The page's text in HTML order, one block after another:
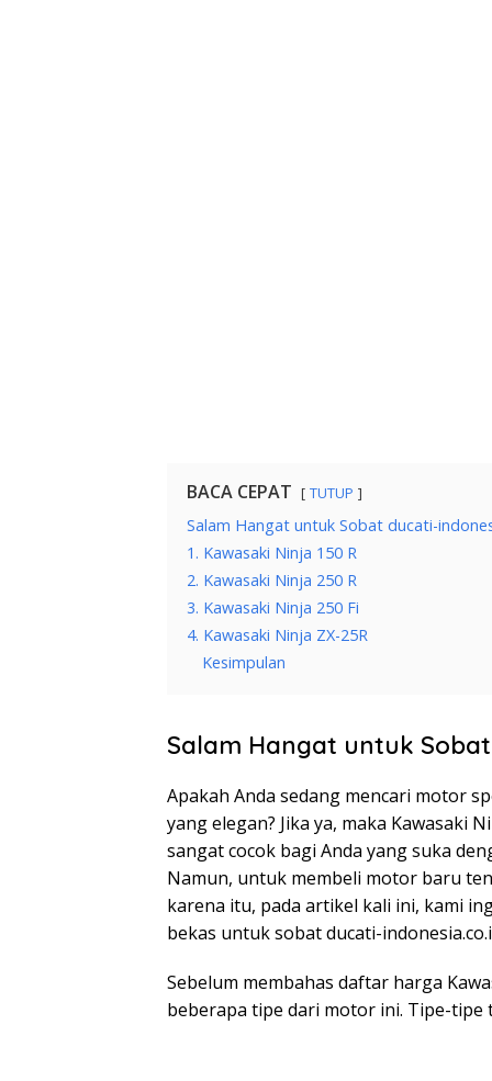
BACA CEPAT TUTUP
Salam Hangat untuk Sobat ducati-
1. Kawasaki Ninja 150 R
2. Kawasaki Ninja 250 R
3. Kawasaki Ninja 250 Fi
4. Kawasaki Ninja ZX-25R
Kesimpulan
Salam Hangat untuk
Apakah Anda sedang mencari motor
yang elegan? Jika ya, maka Kawasaki
sangat cocok bagi Anda yang suka
Namun, untuk membeli motor baru
karena itu, pada artikel kali ini, kami
bekas untuk sobat ducati-
Sebelum membahas daftar harga
beberapa tipe dari motor ini. Tipe-tipe